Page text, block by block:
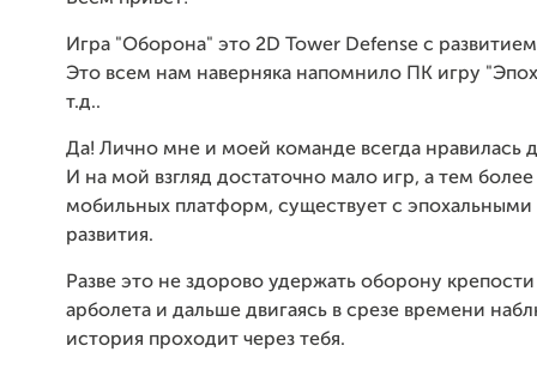
Игра "Оборона" это 2D Tower Defense c
Это всем нам наверняка напомнило ПК игру
т.д..
Да! Лично мне и моей команде всегда нравилась
И на мой взгляд достаточно мало игр, а тем более
мобильных платформ, существует с эпохальными
развития.
Разве это не здорово удержать оборону
арболета и дальше двигаясь в срезе времени
история проходит через тебя.